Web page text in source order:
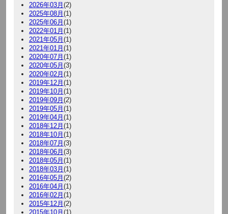
2026年03月(2)
2025年08月(1)
2025年06月(1)
2022年01月(1)
2021年05月(1)
2021年01月(1)
2020年07月(1)
2020年05月(3)
2020年02月(1)
2019年12月(1)
2019年10月(1)
2019年09月(2)
2019年05月(1)
2019年04月(1)
2018年12月(1)
2018年10月(1)
2018年07月(3)
2018年06月(3)
2018年05月(1)
2018年03月(1)
2016年05月(2)
2016年04月(1)
2016年02月(1)
2015年12月(2)
2015年10月(1)